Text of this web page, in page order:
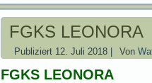
FGKS LEONORA
Publiziert 12. Juli 2018 Von
FGKS LEONORA